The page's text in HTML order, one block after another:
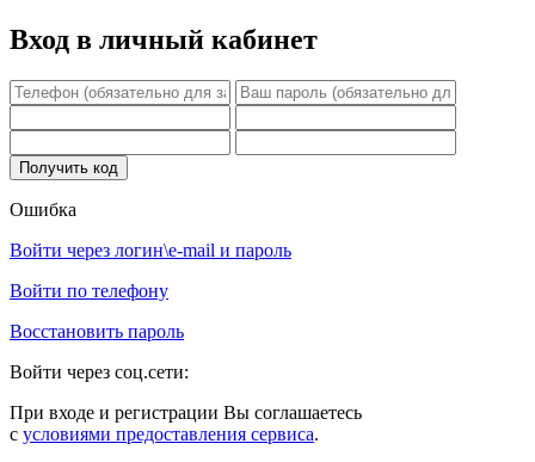
Вход в личный кабинет
Ошибка
Войти через логин\e-mail и пароль
Войти по телефону
Восстановить пароль
Войти через соц.сети:
При входе и регистрации Вы соглашаетесь
с условиями предоставления сервиса.